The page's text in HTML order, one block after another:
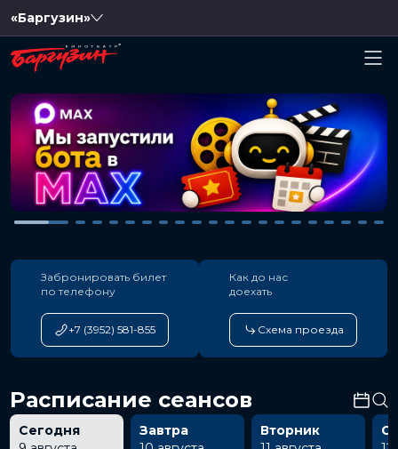
«Баргузин»
Забронировать билет
по телефону
+7 (3952) 581-855
Как до нас
доехать
Схема проезда
Расписание сеансов
Сегодня
Завтра
Вторник